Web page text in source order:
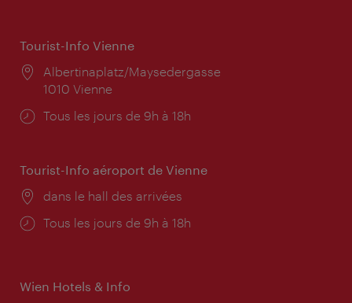
Tourist-Info Vienne
Lieu:
Albertinaplatz/Maysedergasse
1010 Vienne
Horaires
Tous les jours de 9h à 18h
Tourist-Info aéroport de Vienne
Lieu:
dans le hall des arrivées
Horaires
Tous les jours de 9h à 18h
Wien Hotels & Info